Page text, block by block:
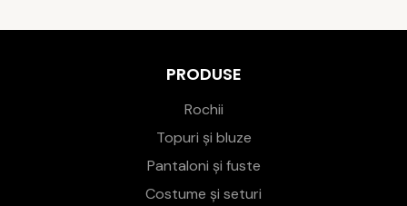
PRODUSE
Rochii
Topuri și bluze
Pantaloni și fuste
Costume și seturi